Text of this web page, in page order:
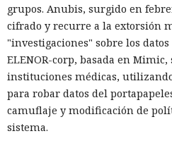
grupos. Anubis, surgido en
cifrado y recurre a la extorsión
"investigaciones" sobre los
ELENOR-corp, basada en
instituciones médicas,
para robar datos del
camuflaje y modificación de
sistema.